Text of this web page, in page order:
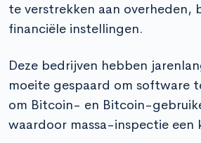
te verstrekken aan overheden,
financiële instellingen.
Deze bedrijven hebben
moeite gespaard om software
om Bitcoin- en Bitcoin-
waardoor massa-inspectie een